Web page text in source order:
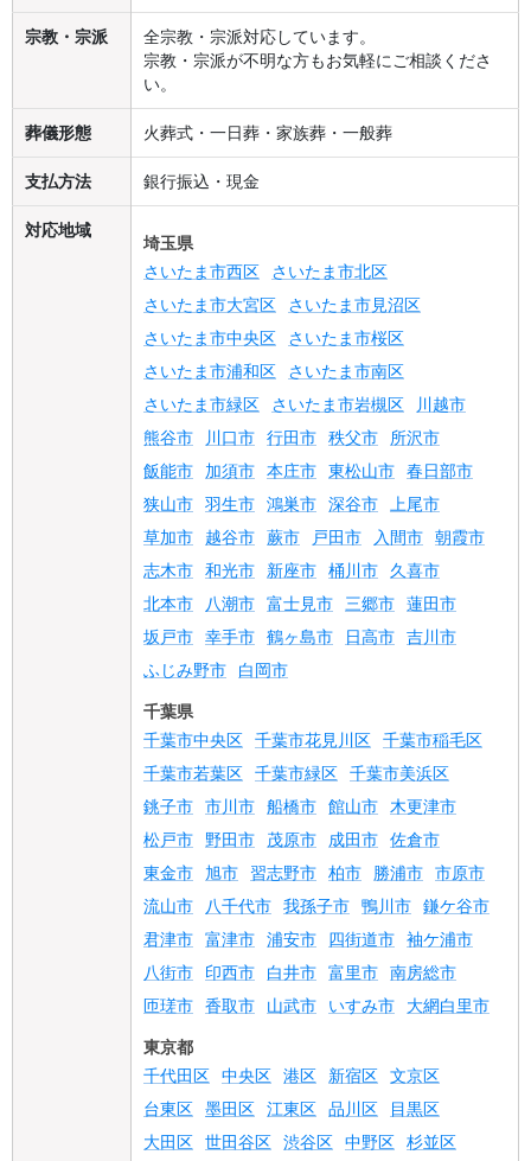
宗教・宗派
全宗教・宗派対応しています。
宗教・宗派が不明な方もお気軽にご相談くださ
い。
葬儀形態 火葬式・一日葬・家族葬・一般葬
支払方法 銀行振込・現金
対応地域
埼玉県
さいたま市西区 さいたま市北区
さいたま市大宮区 さいたま市見沼区
さいたま市中央区 さいたま市桜区
さいたま市浦和区 さいたま市南区
さいたま市緑区 さいたま市岩槻区
川越市
熊谷市
川口市 行田市 秩父市 所沢市
飯能市 加須市 本庄市 東松山市 春日部市
狭山市 羽生市 鴻巣市 深谷市
上尾市
草加市 越谷市 蕨市 戸田市 入間市 朝霞市
志木市 和光市 新座市 桶川市 久喜市
北本市
八潮市 富士見市 三郷市 蓮田市
坂戸市 幸手市 鶴ヶ島市 日高市 吉川市
ふじみ野市 白岡市
千葉県
千葉市中央区 千葉市花見川区 千葉市稲毛区
千葉市若葉区 千葉市緑区 千葉市美浜区
銚子市 市川市 船橋市 館山市 木更津市
松戸市 野田市 茂原市 成田市 佐倉市
東金市 旭市 習志野市 柏市 勝浦市 市原市
流山市
八千代市 我孫子市 鴨川市 鎌ケ谷市
君津市 富津市 浦安市 四街道市 袖ケ浦市
八街市 印西市 白井市 富里市 南房総市
匝瑳市 香取市 山武市 いすみ市 大網白里市
東京都
千代田区 中央区 港区 新宿区 文京区
台東区 墨田区 江東区 品川区
目黒区
大田区 世田谷区 渋谷区 中野区 杉並区